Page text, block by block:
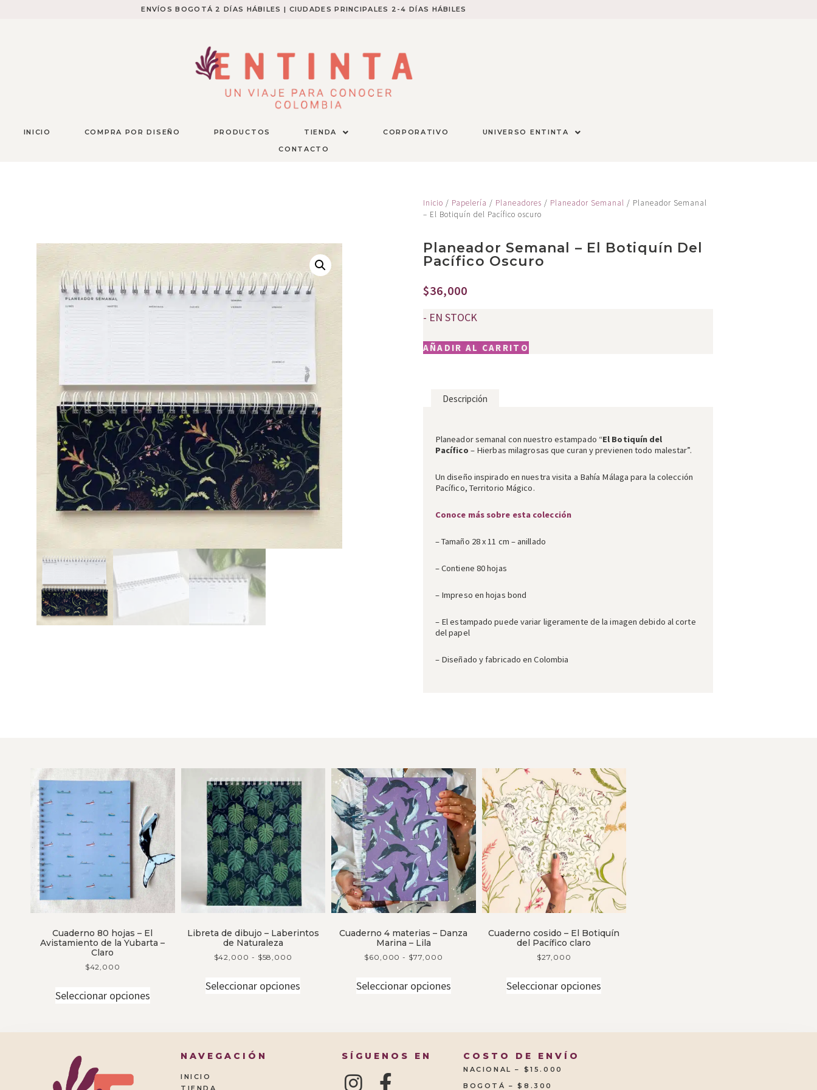
ENVÍOS BOGOTÁ 2 DÍAS HÁBILES | CIUDADES PRINCIPALES 2-4 DÍAS HÁBILES​
INICIO COMPRA POR DISEÑO PRODUCTOS TIENDA CORPORATIVO
UNIVERSO ENTINTA
CONTACTO
Inicio / Papelería / Planeadores / Planeador Semanal / Planeador Semanal
– El Botiquín del Pacífico oscuro
Planeador Semanal – El Botiquín Del
Pacífico Oscuro
$36,000
- EN STOCK
AÑADIR AL CARRITO
Descripción
Planeador semanal con nuestro estampado “El Botiquín del
Pacífico – Hierbas milagrosas que curan y previenen todo malestar”.
Un diseño inspirado en nuestra visita a Bahía Málaga para la colección
Pacífico, Territorio Mágico.
Conoce más sobre esta colección
– Tamaño 28 x 11 cm – anillado
– Contiene 80 hojas
– Impreso en hojas bond
– El estampado puede variar ligeramente de la imagen debido al corte
del papel
– Diseñado y fabricado en Colombia
Cuaderno 80 hojas – El
Avistamiento de la Yubarta –
Claro
$42,000
Seleccionar opciones
Libreta de dibujo – Laberintos
de Naturaleza
$42,000 - $58,000
Seleccionar opciones
Cuaderno 4 materias – Danza
Marina – Lila
$60,000 - $77,000
Seleccionar opciones
Cuaderno cosido – El Botiquín
del Pacífico claro
$27,000
Seleccionar opciones
NAVEGACIÓN
INICIO
TIENDA
SÍGUENOS EN COSTO DE ENVÍO
NACIONAL – $15.000
BOGOTÁ – $8.300